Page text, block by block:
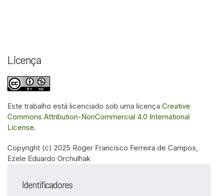
Licença
Este trabalho está licenciado sob uma licença Creative
Commons Attribution-NonCommercial 4.0 International
License.
Copyright (c) 2025 Roger Francisco Ferreira de Campos,
Ezele Eduardo Orchulhak
Identificadores